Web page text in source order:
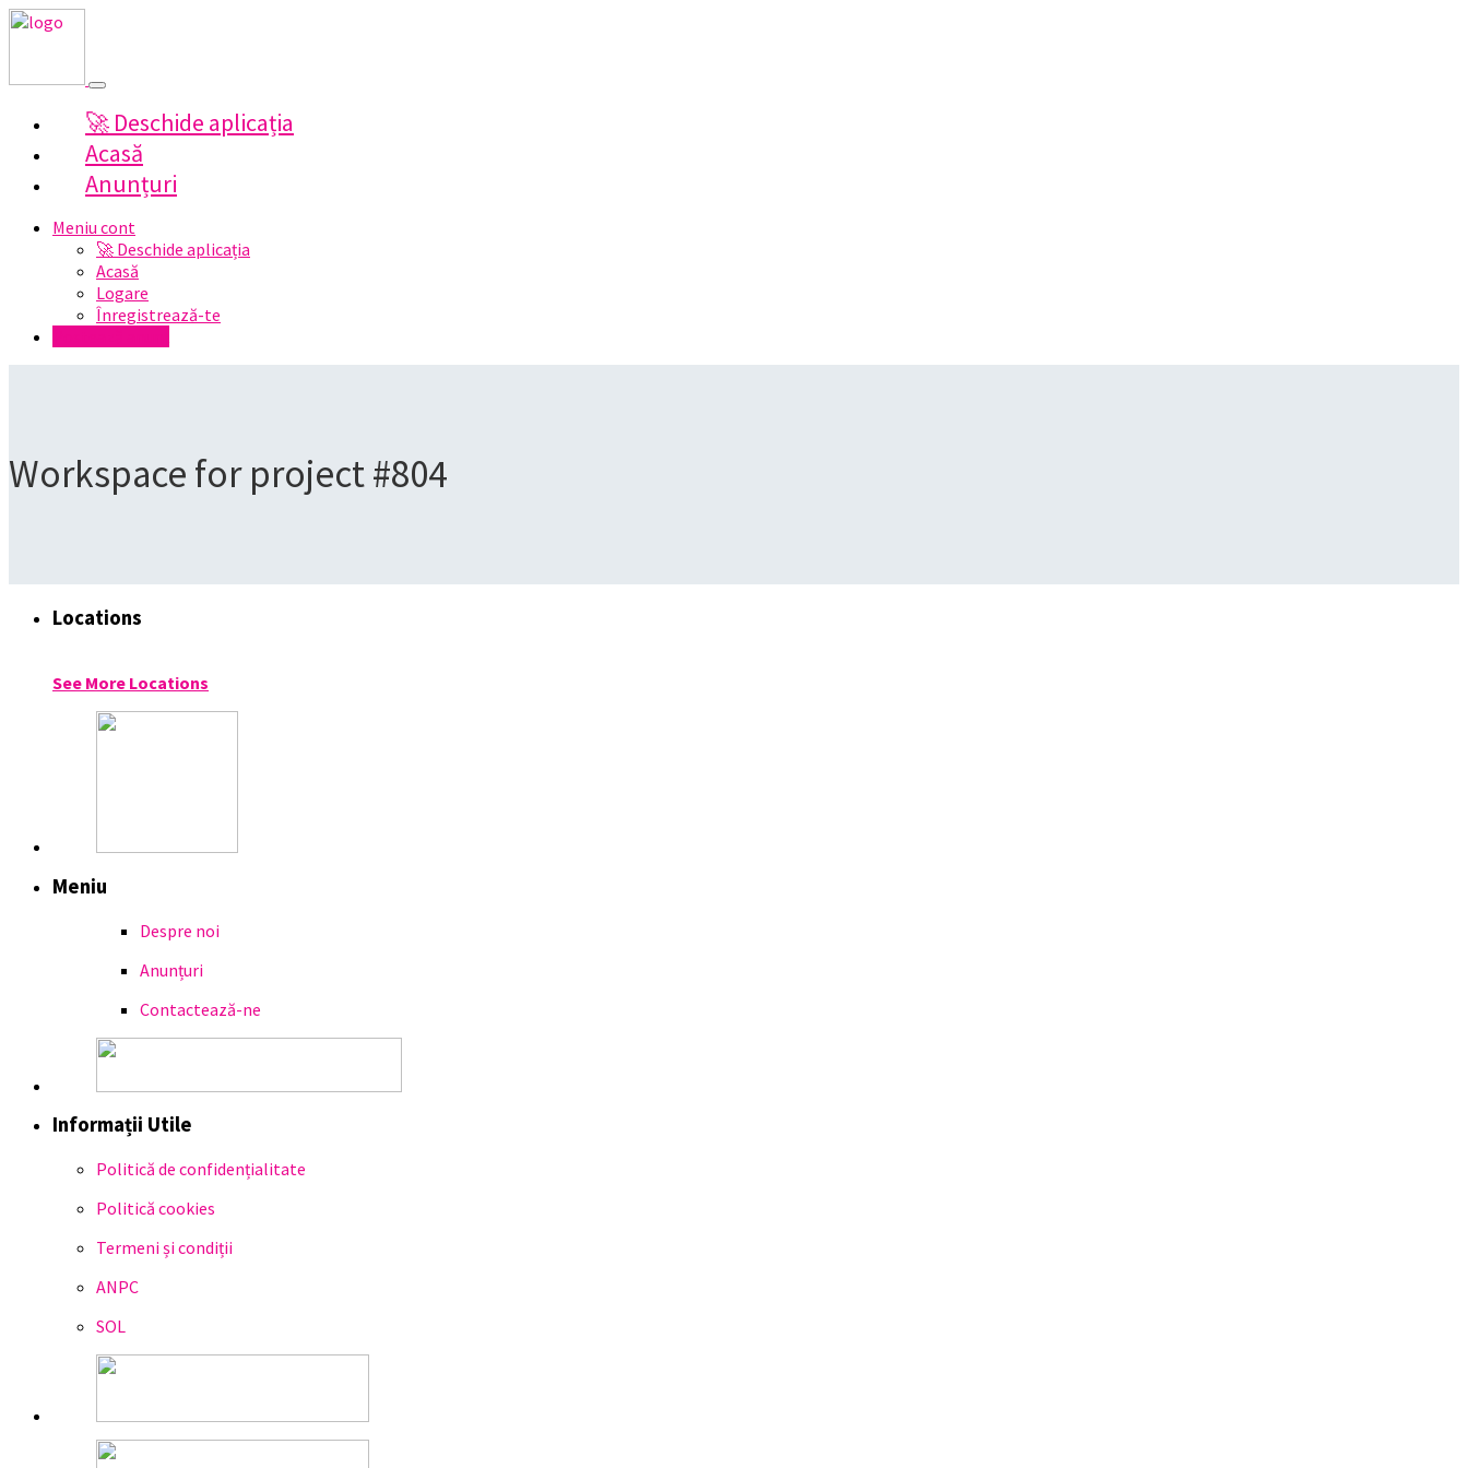
🚀 Deschide aplicația
Acasă
Anunțuri
Meniu cont
🚀 Deschide aplicația
Acasă
Logare
Înregistrează-te
Workspace for project #804
Locations
See More Locations
Meniu
Despre noi
Anunțuri
Contactează-ne
Informații Utile
Politică de confidențialitate
Politică cookies
Termeni și condiții
ANPC
SOL